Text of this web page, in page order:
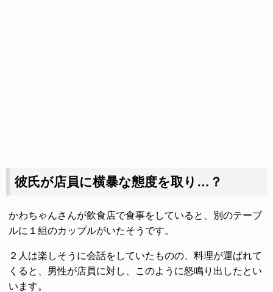
彼氏が店員に横暴な態度を取り…？
かわちゃんさんが飲食店で食事をしていると、別のテーブ
ルに１組のカップルがいたそうです。
２人は楽しそうに会話をしていたものの、料理が運ばれて
くると、男性が店員に対し、このように怒鳴り出したとい
います。